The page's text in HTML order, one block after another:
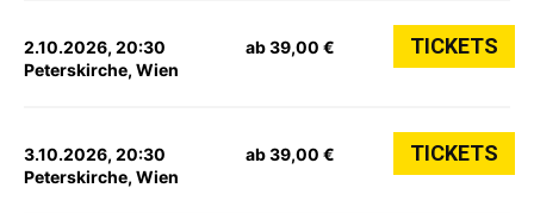
2.10.2026, 20:30
Peterskirche, Wien
ab 39,00 € TICKETS
3.10.2026, 20:30
Peterskirche, Wien
ab 39,00 € TICKETS